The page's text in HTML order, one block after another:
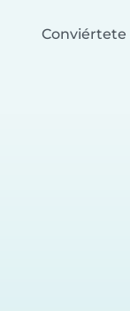
Conviértete